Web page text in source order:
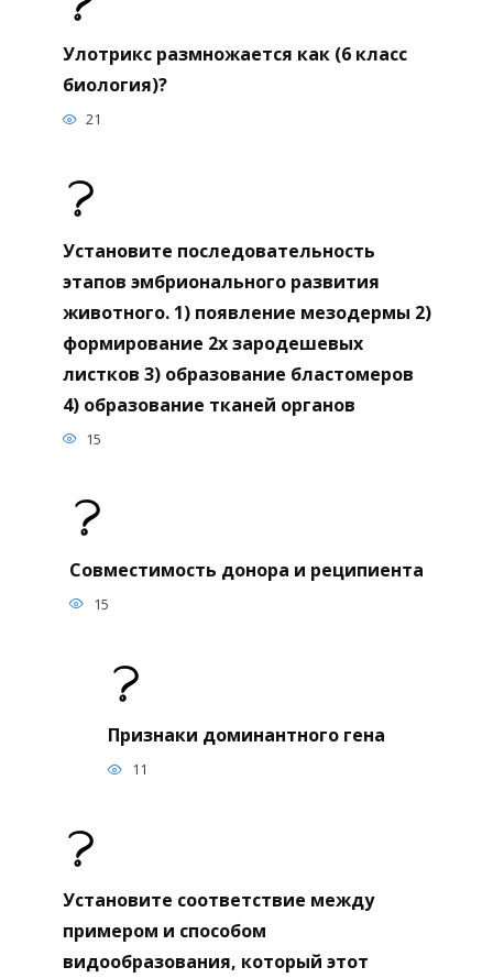
Улотрикс размножается как (6 класс
биология)?
21
Установите последовательность
этапов эмбрионального развития
животного. 1) появление мезодермы 2)
формирование 2х зародешевых
листков 3) образование бластомеров
4) образование тканей органов
15
Совместимость донора и реципиента
15
Признаки доминантного гена
11
Установите соответствие между
примером и способом
видообразования, который этот